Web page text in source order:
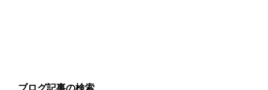
ブログ記事の検索